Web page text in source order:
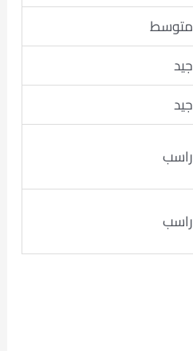
متوسط
جيد
جيد
راسب
راسب